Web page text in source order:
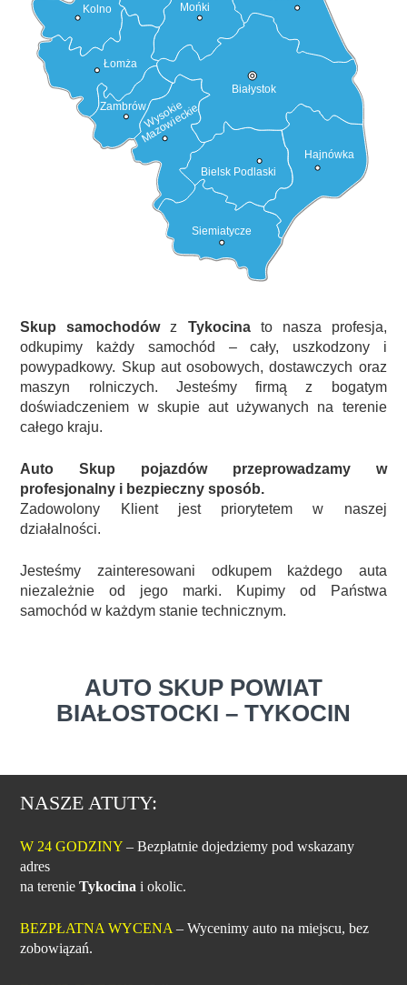
Siemiatycze
Bielsk Podlaski
Hajnówka
Mońki
Kolno
Łomża
ZambrówWysokie
Mazowieckie
Białystok
Skup samochodówz Tykocinato nasza profesja,
odkupimy każdy samochód – cały, uszkodzony i
powypadkowy. Skup aut osobowych, dostawczych oraz
maszyn rolniczych. Jesteśmy firmą z bogatym
doświadczeniem w skupie aut używanych na terenie
całego kraju.
Auto Skup pojazdów przeprowadzamy w
profesjonalny i bezpieczny sposób.
Zadowolony Klient jest priorytetem w naszej
działalności.
Jesteśmy zainteresowani odkupem każdego auta
niezależnie od jego marki. Kupimy od Państwa
samochód w każdym stanie technicznym.
AUTO SKUP POWIAT
BIAŁOSTOCKI – TYKOCIN
NASZE ATUTY:
W 24 GODZINY – Bezpłatnie dojedziemy pod wskazany
adres
na terenie Tykocina i okolic.
BEZPŁATNA WYCENA – Wycenimy auto na miejscu, bez
zobowiązań.